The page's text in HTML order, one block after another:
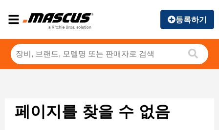
등록하기
페이지를 찾을 수 없음